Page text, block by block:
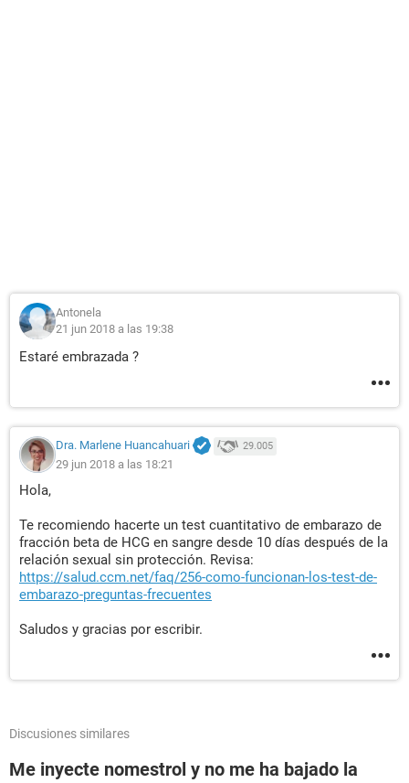
Antonela
21 jun 2018 a las 19:38
Estaré embrazada ?
Dra. Marlene Huancahuari 29.005
29 jun 2018 a las 18:21
Hola,
Te recomiendo hacerte un test cuantitativo de embarazo de
fracción beta de HCG en sangre desde 10 días después de la
relación sexual sin protección. Revisa:
https://salud.ccm.net/faq/256-como-funcionan-los-test-de-
embarazo-preguntas-frecuentes
Saludos y gracias por escribir.
Discusiones similares
Me inyecte nomestrol y no me ha bajado la